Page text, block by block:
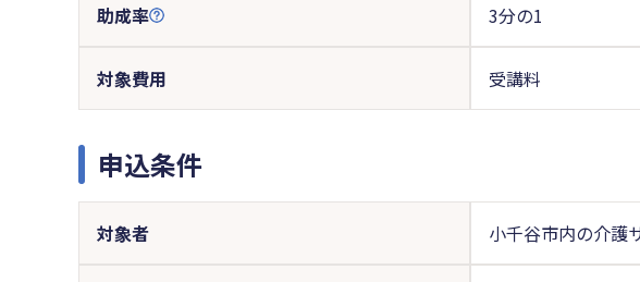
助成率 3分の1
対象費用 受講料
申込条件
対象者 小千谷市内の介護